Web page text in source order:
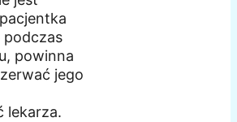
podczas
powinna
jego
lekarza.